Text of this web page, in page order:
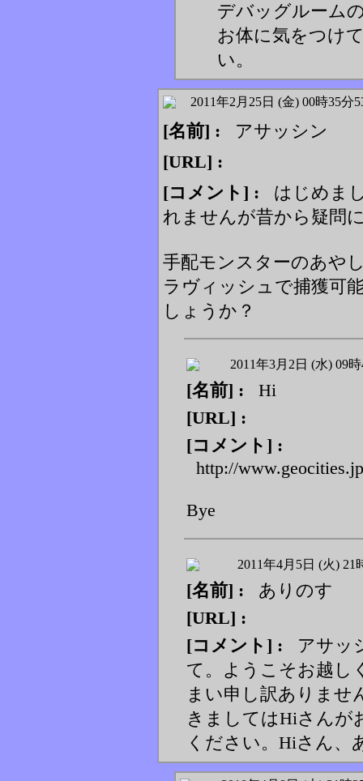
デバッグルーム
お体に気をつけ
い。
2011年2月25日 (金) 00時35分
[名前] : アサッシン
[URL] :
[コメント] : はじめま
れませんが昔から疑問
手配モンスターのあや
ラヴィッシュで捕獲可
しょうか？
2011年3月2日 (水) 09
[名前] : Hi
[URL] :
[コメント] :
http://
Bye
2011年4月5日 (火) 21
[名前] : ありのす
[URL] :
[コメント] : アサッ
て。ようこそお越し
まい申し訳ありませ
きましてはHiさんが
ください。Hiさん、